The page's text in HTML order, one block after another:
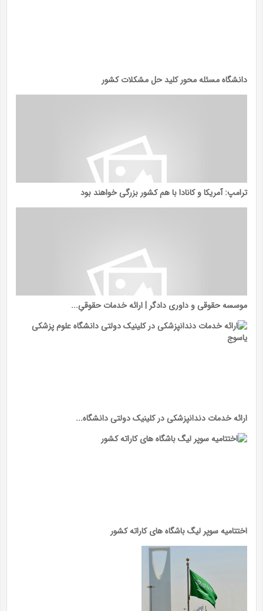
دانشگاه مسئله محور کلید حل مشکلات کشور
ترامپ: آمریکا و کانادا با هم کشور بزرگی خواهند بود
موسسه حقوقی و داوری دادگر | ارائه خدمات حقوقیِ...
ارائه خدمات دندانپزشکی در کلینیک دولتی دانشگاه...
اختتامیه سوپر لیگ باشگاه های کاراته کشور